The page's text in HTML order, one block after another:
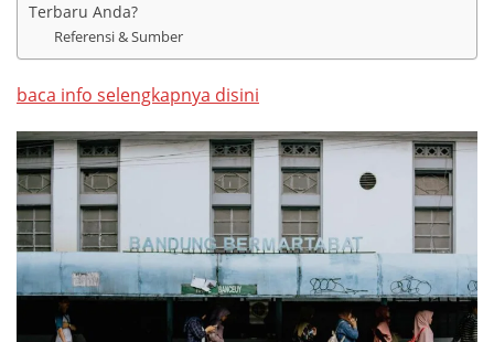
Terbaru Anda?
Referensi & Sumber
baca info selengkapnya disini